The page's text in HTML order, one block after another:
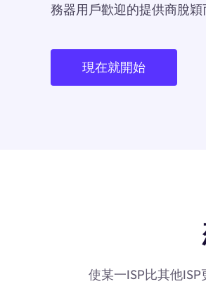
務器用戶歡迎的提供商脫穎
現在就開始
使某一ISP比其他